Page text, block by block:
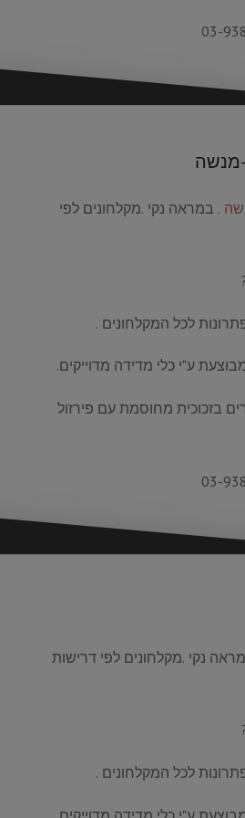
מנשה
. במראה נקי .מקלחונים לפי
לכל המקלחונים .
ע"י כלי מדידה מדוייקים.
בזכוכית מחוסמת עם פירזול
נקי .מקלחונים לפי דרישות
לכל המקלחונים .